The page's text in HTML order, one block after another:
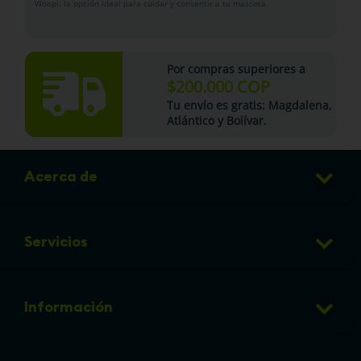
Woopi: la opción ideal para cuidar y consentir a tu mascota.
Por compras superiores a
$200.000 COP
Tu envío es gratis: Magdalena,
Atlántico y Bolívar.
Acerca de
Club de Puntos
Preguntas frecuentes
Servicios
Veterinaria
Información